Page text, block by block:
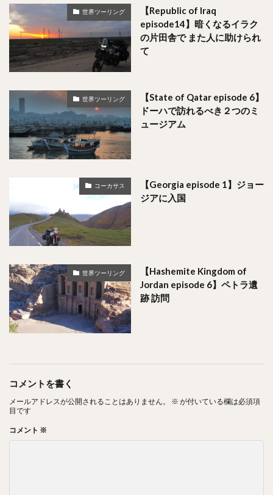
世界ツーリング
【Republic of Iraq
episode14】暗くなるイラク
の片田舎で また人に助けられ
て
世界ツーリング
【State of Qatar episode 6】
ドーハで訪れるべき２つのミ
ュージアム
コーカサス
【Georgia episode 1】ジョー
ジアに入国
世界ツーリング
【Hashemite Kingdom of
Jordan episode 6】ペトラ遺
跡 訪問
コメントを書く
メールアドレスが公開されることはありません。 ※ が付いている欄は必須項
目です
コメント ※